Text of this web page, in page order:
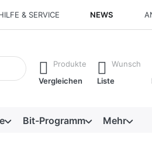
& SERVICE NEWS
erste Ergebnisse. Drücken
Produkte
Vergleichen
Wunsch
Liste
Bit-Programm Mehr